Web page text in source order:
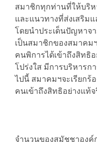
สมาชิกทุกท่านที่ให้บริ
และแนวทางที่ส่งเสริม
โดยนำประเด็นปัญหาจ
เป็นสมาชิกของสมาคม
คนพิการได้เข้าถึงสิทธิ
โปร่งใส มีการบริหาร
ไปนี้ สมาคมฯจะเรียกร้
คนเข้าถึงสิทธิอย่างแท้จ
จำนวนของสมัชชาองค์